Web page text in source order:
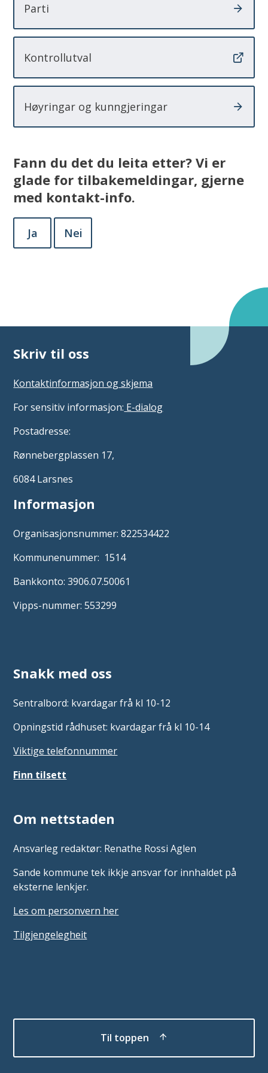
Parti
Kontrollutval
Høyringar og kunngjeringar
Fann du det du leita etter? Vi er
glade for tilbakemeldingar, gjerne
med kontakt-info.
Ja Nei
Skriv til oss
Kontaktinformasjon og skjema
For sensitiv informasjon: E-dialog
Postadresse:
Rønnebergplassen 17,
6084 Larsnes
Informasjon
Organisasjonsnummer: 822534422
Kommunenummer: 1514
Bankkonto: 3906.07.50061
Vipps-nummer: 553299
Snakk med oss
Sentralbord: kvardagar frå kl 10-12
Opningstid rådhuset: kvardagar frå kl 10-14
Viktige telefonnummer
Finn tilsett
Om nettstaden
Ansvarleg redaktør: Renathe Rossi Aglen
Sande kommune tek ikkje ansvar for innhaldet på
eksterne lenkjer.
Les om personvern her
Tilgjengelegheit
Til toppen